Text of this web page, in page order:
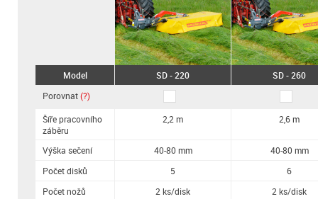
Model
Porovnat(?)
Šíře pracovního
záběru
Výška sečení
Počet disků
Počet nožů
SD - 220 SD - 260
2,2 m 2,6 m
40-80 mm
40-80 mm
5
6
2 ks/disk
2 ks/disk